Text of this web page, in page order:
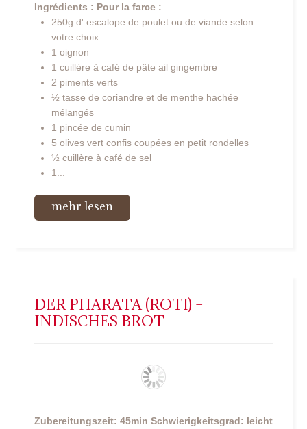
Ingrédients : Pour la farce :
250g d' escalope de poulet ou de viande selon
votre choix
1 oignon
1 cuillère à café de pâte ail gingembre
2 piments verts
½ tasse de coriandre et de menthe hachée
mélangés
1 pincée de cumin
5 olives vert confis coupées en petit rondelles
½ cuillère à café de sel
1...
mehr lesen
DER PHARATA (ROTI) –
INDISCHES BROT
Zubereitungszeit: 45min Schwierigkeitsgrad: leicht